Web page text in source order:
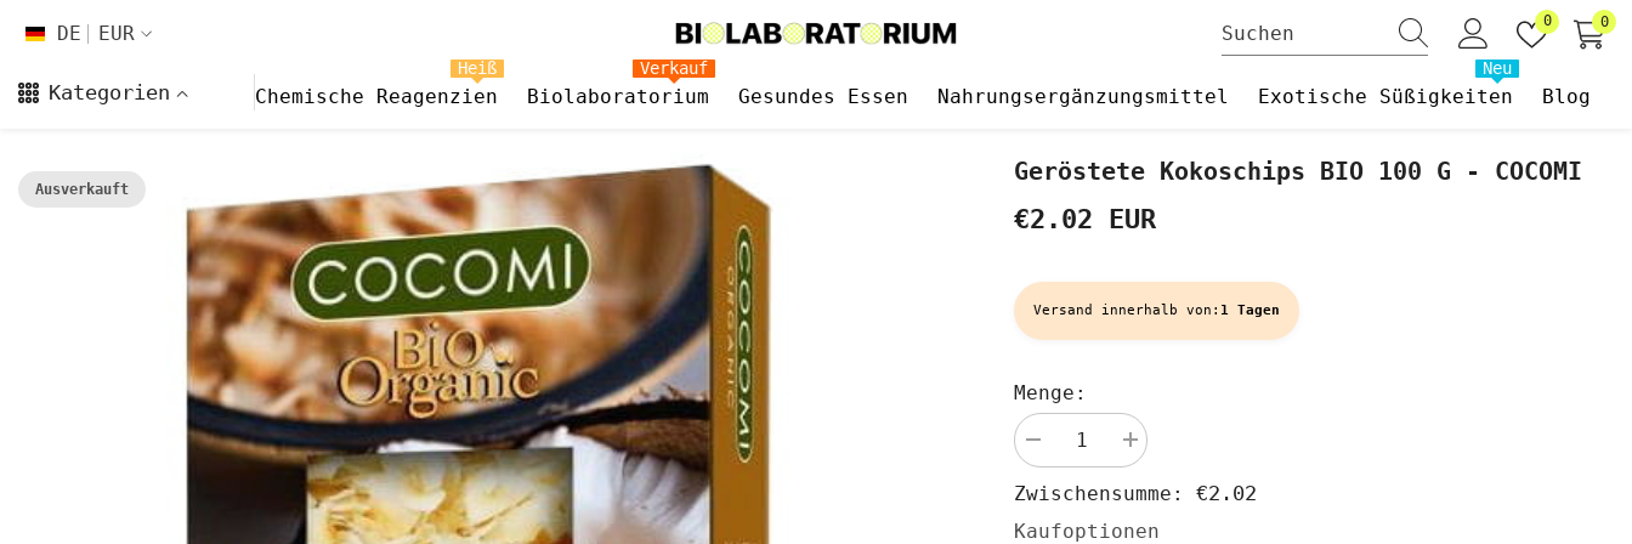
DE
FR
EUR
0 0
0
Kategorien Chemische Reagenzien
Heiß
Biolaboratorium
Verkauf
Gesundes Essen Nahrungsergänzungsmittel Exotische Süßigkeiten
Neu
Blog
Ausverkauft
Geröstete Kokoschips BIO 100 G - COCOMI
€2.02 EUR
Versand innerhalb von: 1 Tagen
Menge:
verringern
für
Geröstete
Kokoschips
BIO
Menge
erhöhen
Geröstete
BIO
Zwischensumme: €2.02
Kaufoptionen